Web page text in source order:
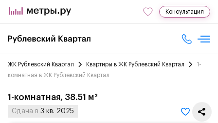
Консультация
ЖК Рублевский Квартал Квартиры в ЖК Рублевский Квартал
1-
комнатная в ЖК Рублевский Квартал
1-комнатная, 38.51 м²
Сдача в 3 кв. 2025